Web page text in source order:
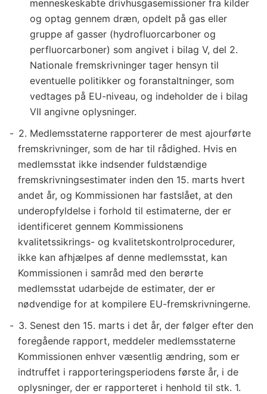
menneskeskabte drivhusgasemissioner fra kilder
og optag gennem dræn, opdelt på gas eller
gruppe af gasser (hydrofluorcarboner og
perfluorcarboner) som angivet i bilag V, del 2.
Nationale fremskrivninger tager hensyn til
eventuelle politikker og foranstaltninger, som
vedtages på EU-niveau, og indeholder de i bilag
VII angivne oplysninger.
2. Medlemsstaterne rapporterer de mest ajourførte
fremskrivninger, som de har til rådighed. Hvis en
medlemsstat ikke indsender fuldstændige
fremskrivningsestimater inden den 15. marts hvert
andet år, og Kommissionen har fastslået, at den
underopfyldelse i forhold til estimaterne, der er
identificeret gennem Kommissionens
kvalitetssikrings- og kvalitetskontrolprocedurer,
ikke kan afhjælpes af denne medlemsstat, kan
Kommissionen i samråd med den berørte
medlemsstat udarbejde de estimater, der er
nødvendige for at kompilere EU-fremskrivningerne.
3. Senest den 15. marts i det år, der følger efter den
foregående rapport, meddeler medlemsstaterne
Kommissionen enhver væsentlig ændring, som er
indtruffet i rapporteringsperiodens første år, i de
oplysninger, der er rapporteret i henhold til stk. 1.